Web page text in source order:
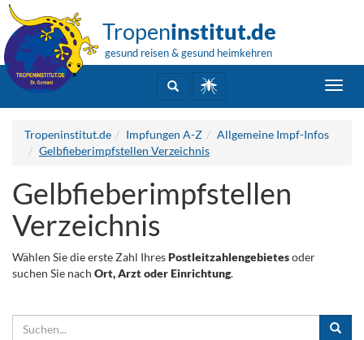
Tropeninstitut.de
gesund reisen & gesund heimkehren
Tropeninstitut.de Impfungen A-Z
Allgemeine Impf-Infos
Gelbfieberimpfstellen Verzeichnis
Gelbfieberimpfstellen
Verzeichnis
Wählen Sie die erste Zahl IhresPostleitzahlengebietesoder
suchen Sie nach Ort, Arzt oder Einrichtung.